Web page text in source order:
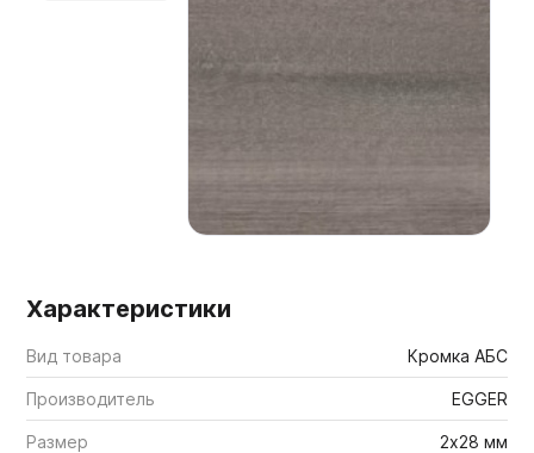
Характеристики
Вид товара Кромка АБС
Производитель EGGER
Размер 2х28 мм